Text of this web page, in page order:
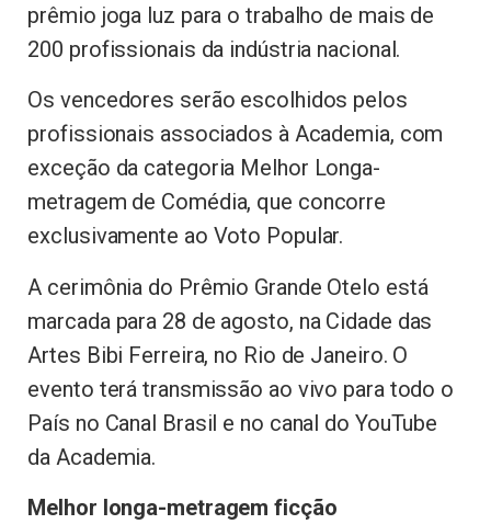
prêmio joga luz para o trabalho de mais de
200 profissionais da indústria nacional.
Os vencedores serão escolhidos pelos
profissionais associados à Academia, com
exceção da categoria Melhor Longa-
metragem de Comédia, que concorre
exclusivamente ao Voto Popular.
A cerimônia do Prêmio Grande Otelo está
marcada para 28 de agosto, na Cidade das
Artes Bibi Ferreira, no Rio de Janeiro. O
evento terá transmissão ao vivo para todo o
País no Canal Brasil e no canal do YouTube
da Academia.
Melhor longa-metragem ficção